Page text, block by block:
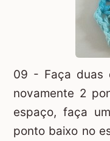
09 - Faça duas
novamente 2
espaço, faça
ponto baixo no